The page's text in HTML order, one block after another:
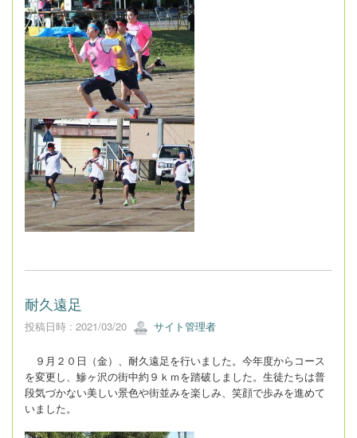
耐久遠足
投稿日時 : 2021/03/20 サイト管理者
９月２０日（金）、耐久遠足を行いました。今年度からコース
を変更し、鰺ヶ沢の街中約９ｋｍを踏破しました。生徒たちは普
段気づかない美しい景色や街並みを楽しみ、笑顔で歩みを進めて
いました。